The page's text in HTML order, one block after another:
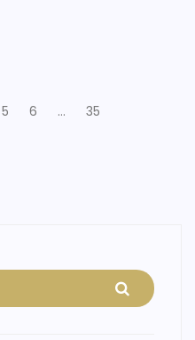
5 6 … 35